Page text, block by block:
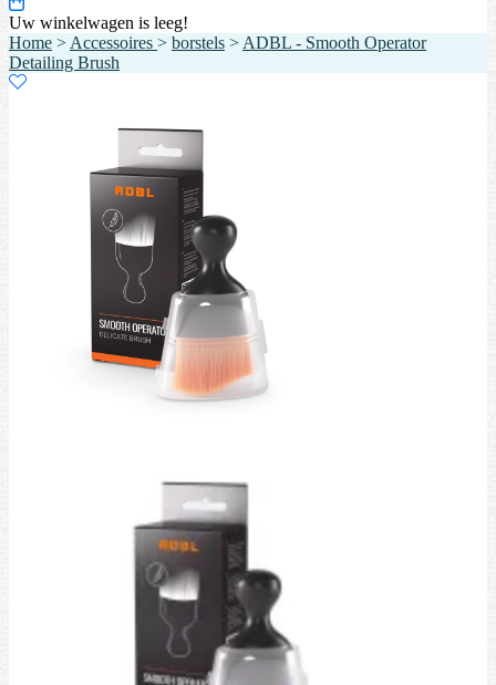
Uw winkelwagen is leeg!
Home > Accessoires > borstels > ADBL - Smooth Operator
Detailing Brush